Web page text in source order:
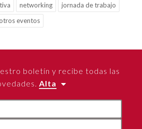
networking
jornada de trabajo
otros eventos
boletín y recibe todas las
Alta